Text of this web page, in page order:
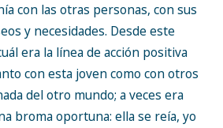
con las otras personas, con sus
y necesidades. Desde este
era la línea de acción positiva
con esta joven como con otros
del otro mundo; a veces era
broma oportuna: ella se reía, yo